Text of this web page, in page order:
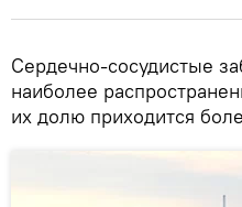
Сердечно-сосудистые
наиболее
их долю приходится